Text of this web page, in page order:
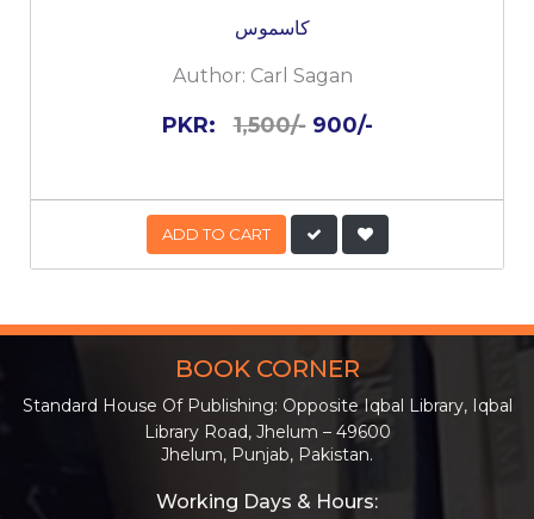
کاسموس
Author: Carl Sagan
PKR:1,500/- 900/-
ADD TO CART
BOOK CORNER
Standard House Of Publishing: Opposite Iqbal Library, Iqbal
Library Road, Jhelum – 49600
Jhelum, Punjab, Pakistan.
Working Days & Hours: